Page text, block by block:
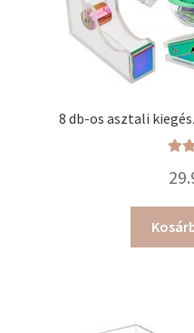
8 db-os asztali